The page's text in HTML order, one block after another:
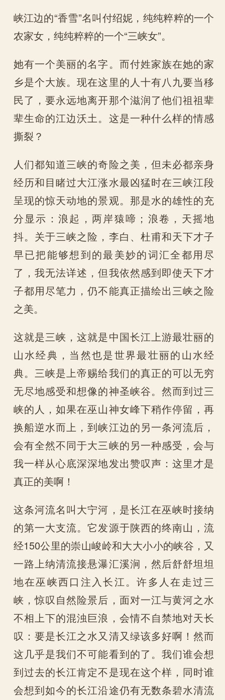
峡江边的“香雪”名叫付绍妮，纯纯粹粹的一个
农家女，纯纯粹粹的一个“三峡女”。
她有一个美丽的名字。而付姓家族在她的家
乡是个大族。现在这里的人十有八九要当移
民了，要永远地离开那个滋润了他们祖祖辈
辈生命的江边沃土。这是一种什么样的情感
撕裂？
人们都知道三峡的奇险之美，但未必都亲身
经历和目睹过大江涨水最凶猛时在三峡江段
呈现的惊天动地的景观。那是水的雄性的充
分显示：浪起，两岸猿啼；浪卷，天摇地
抖。关于三峡之险，李白、杜甫和天下才子
早已把能够想到的最美妙的词汇全都用尽
了，我无法详述，但我依然感到即使天下才
子都用尽笔力，仍不能真正描绘出三峡之险
之美。
这就是三峡，这就是中国长江上游最壮丽的
山水经典，当然也是世界最壮丽的山水经
典。三峡是上帝赐给我们的真正的可以无穷
无尽地感受和想像的神圣峡谷。然而到过三
峡的人，如果在巫山神女峰下稍作停留，再
换船逆水而上，到峡江边的另一条河流后，
会有全然不同于大三峡的另一种感受，会与
我一样从心底深深地发出赞叹声：这里才是
真正的美啊！
这条河流名叫大宁河，是长江在巫峡时接纳
的第一大支流。它发源于陕西的终南山，流
经150公里的崇山峻岭和大大小小的峡谷，又
一路上纳清流接悬瀑汇溪涧，然后舒舒坦坦
地在巫峡西口注入长江。许多人在走过三
峡，惊叹自然险景后，面对一江与黄河之水
不相上下的混浊巨浪，会情不自禁地对天长
叹：要是长江之水又清又绿该多好啊！然而
这几乎是我们不可能看到的了。我们谁会想
到过去的长江肯定不是现在这个样，同时谁
会想到如今的长江沿途仍有无数条碧水清流